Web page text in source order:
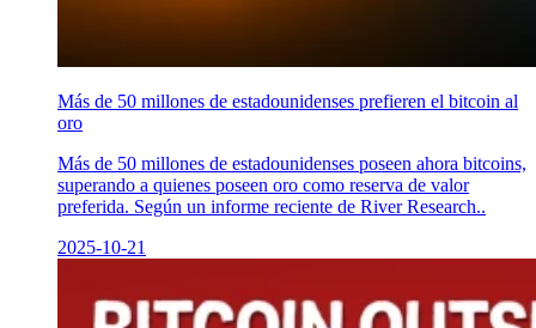
Más de 50 millones de estadounidenses prefieren el bitcoin al
oro
Más de 50 millones de estadounidenses poseen ahora bitcoins,
superando a quienes poseen oro como reserva de valor
preferida. Según un informe reciente de River Research..
2025-10-21